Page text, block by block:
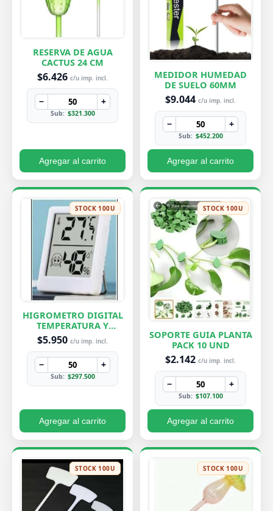
RESERVA DE AGUA
CACTUS 24 CM
$6.426 c/u imp. incl.
− +
Sub: $321.300
Agregar al carrito
MEDIDOR HUMEDAD
DE SUELO 60MM
$9.044 c/u imp. incl.
− +
Sub: $452.200
Agregar al carrito
STOCK 100U
HIGROMETRO DIGITAL
TEMPERATURA Y
HUMEDAD
$5.950 c/u imp. incl.
− +
Sub: $297.500
Agregar al carrito
STOCK 100U
SOPORTE GUIA PLANTA
PACK 10 UND
$2.142 c/u imp. incl.
− +
Sub: $107.100
Agregar al carrito
STOCK 100U STOCK 100U